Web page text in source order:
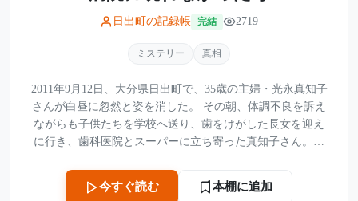
日出町の記録帳 完結 2719
ミステリー 真相
2011年9月12日、大分県日出町で、35歳の主婦・光永真知子
さんが白昼に忽然と姿を消した。 その朝、体調不良を訴え
ながらも子供たちを学校へ送り、歯をけがした長女を迎え
に行き、歯科医院とスーパーに立ち寄った真知子さん。午
校する時に電話して。家で寝ているから」と告げた。 しか
し午後3時、長女が帰宅すると、家に母の姿はなかった。
今すぐ読む 本棚に追加